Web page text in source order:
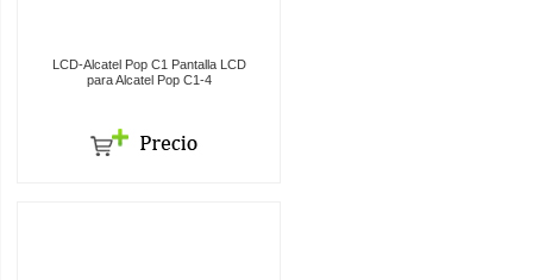
LCD-Alcatel Pop C1 Pantalla LCD
para Alcatel Pop C1-4